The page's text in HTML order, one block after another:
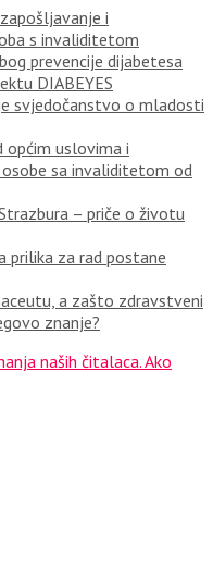
i
s invaliditetom
prevencije dijabetesa
DIABEYES
svjedočanstvo o mladosti
općim uslovima i
sa invaliditetom od
– priče o životu
prilika za rad postane
a zašto zdravstveni
znanje?